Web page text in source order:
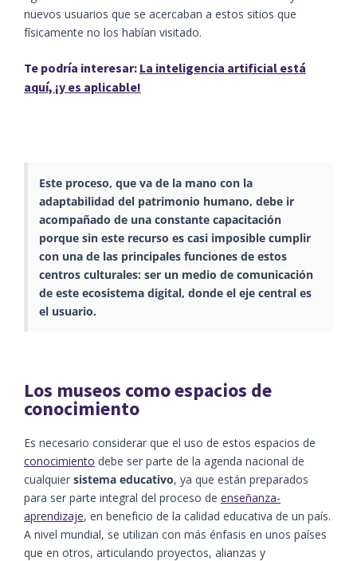
nuevos usuarios que se acercaban a estos sitios que
físicamente no los habían visitado.
Te podría interesar: La inteligencia artificial está
aquí, ¡y es aplicable!
Este proceso, que va de la mano con la
adaptabilidad del patrimonio humano, debe ir
acompañado de una constante capacitación
porque sin este recurso es casi imposible cumplir
con una de las principales funciones de estos
centros culturales: ser un medio de comunicación
de este ecosistema digital, donde el eje central es
el usuario.
Los museos como espacios de
conocimiento
Es necesario considerar que el uso de estos espacios de
conocimiento debe ser parte de la agenda nacional de
cualquier sistema educativo, ya que están preparados
para ser parte integral del proceso de enseñanza-
aprendizaje, en beneficio de la calidad educativa de un país.
A nivel mundial, se utilizan con más énfasis en unos países
que en otros, articulando proyectos, alianzas y